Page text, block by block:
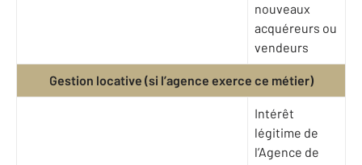
nouveaux
acquéreurs ou
vendeurs
Gestion locative (si l’agence exerce ce métier)
Intérêt
légitime de
l’Agence de